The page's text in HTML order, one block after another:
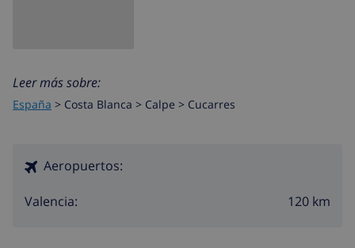
Leer más sobre:
España > Costa Blanca > Calpe > Cucarres
Aeropuertos:
Valencia: 120 km